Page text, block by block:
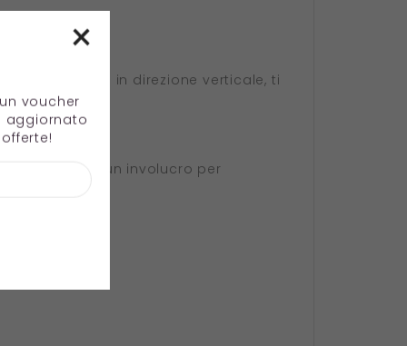
inclina di 90° in direzione verticale, ti
oltre a un involucro per
×
voucher
aggiornato